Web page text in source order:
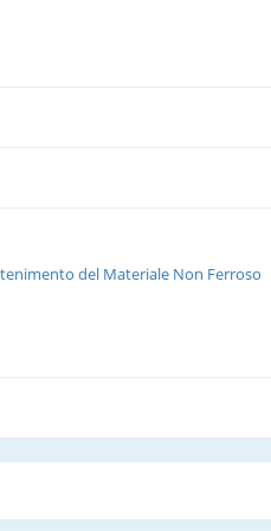
del Materiale Non Ferroso